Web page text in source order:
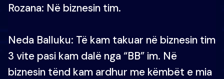
Rozana: Në biznesin tim.
Neda Balluku: Të kam takuar në biznesin tim
3 vite pasi kam dalë nga “BB” im. Në
biznesin tënd kam ardhur me këmbët e mia